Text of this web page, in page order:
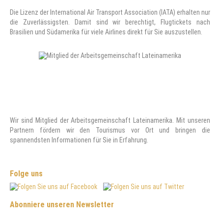
Die Lizenz der International Air Transport Association (IATA) erhalten nur
die Zuverlässigsten. Damit sind wir berechtigt, Flugtickets nach
Brasilien und Südamerika für viele Airlines direkt für Sie auszustellen.
Wir sind Mitglied der Arbeitsgemeinschaft Lateinamerika. Mit unseren
Partnern fördern wir den Tourismus vor Ort und bringen die
spannendsten Informationen für Sie in Erfahrung.
Folge uns
Abonniere unseren Newsletter